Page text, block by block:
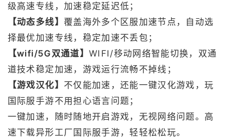
级高速专线，加速稳定延迟低；
【动态多线】 覆盖海外多个区服加速节点，自动选
择最优加速专线，稳定加速不丢包；
【wifi/5G双通道】 WIFI/移动网络智能切换，双通
道技术稳定加速，游戏运行流畅不掉线；
【游戏汉化】 不仅能加速，还能一键汉化游戏，玩
国际服手游不用担心语言问题；
一键加速，随时随地开启游戏，无视网络问题。高
速下载异形工厂国际服手游，轻轻松松玩。